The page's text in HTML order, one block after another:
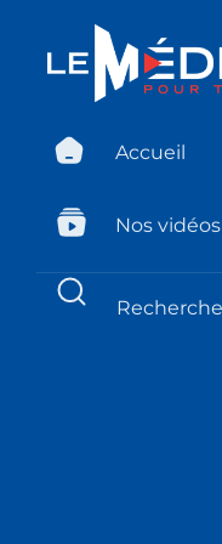
Accueil
Nos vidéos